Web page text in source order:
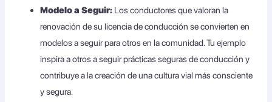
Modelo a Seguir: Los conductores que valoran la
renovación de su licencia de conducción se convierten en
modelos a seguir para otros en la comunidad. Tu ejemplo
inspira a otros a seguir prácticas seguras de conducción y
contribuye a la creación de una cultura vial más consciente
y segura.